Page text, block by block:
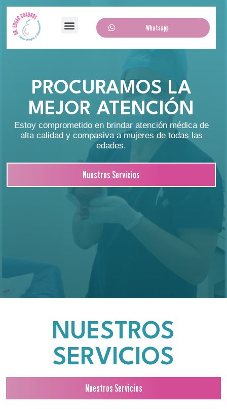
Whatsapp
PROCURAMOS LA
MEJOR ATENCIÓN
Estoy comprometido en brindar atención médica de
alta calidad y compasiva a mujeres de todas las
edades.
Nuestros Servicios
NUESTROS
SERVICIOS
Nuestros Servicios